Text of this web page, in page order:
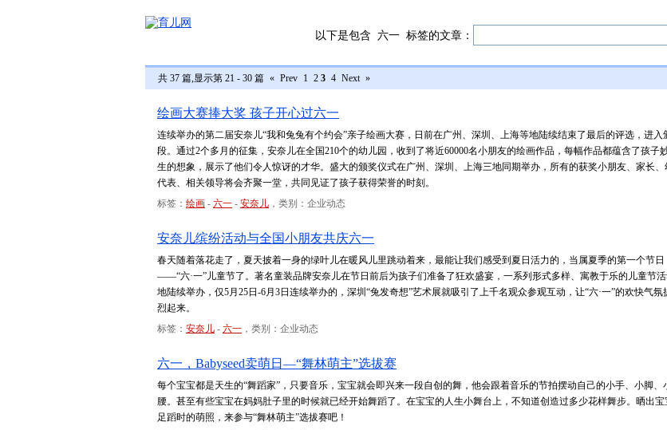
以下是包含 六一 标签的文章：
共 37 篇,显示第 21 - 30 篇 « Prev 1 2 3 4 Next »
绘画大赛捧大奖 孩子开心过六一
连续举办的第二届安奈儿“我和兔兔有个约会”亲子绘画大赛，日前在广州、深圳、上海等地陆续结束了最后的评选，进入
段。通过2个多月的征集，安奈儿在全国210个的幼儿园，收到了将近60000名小朋友的绘画作品，每幅作品都蕴含了孩子
生的想象，展示了他们令人惊讶的才华。盛大的颁奖仪式在广州、深圳、上海三地同期举办，所有的获奖小朋友、家长、
代表、相关领导将会齐聚一堂，共同见证了孩子获得荣誉的时刻。
标签： 绘画 - 六一 - 安奈儿 ，类别：企业动态
安奈儿缤纷活动与全国小朋友共庆六一
春天随着落花走了，夏天披着一身的绿叶儿在暖风儿里跳动着来，最能让我们感受到夏日活力的，当属夏季的第一个节日
——“六·一”儿童节了。著名童装品牌安奈儿在节日前后为孩子们准备了狂欢盛宴，一系列形式多样、寓教于乐的儿童节
地陆续举办，仅5月25日-6月3日连续举办的，深圳“兔发奇想”艺术展就吸引了上千名观众参观互动，让“六·一”的欢快气氛
烈起来。
标签： 安奈儿 - 六一 ，类别：企业动态
六一，Babyseed卖萌日—“舞林萌主”选拔赛
每个宝宝都是天生的“舞蹈家”，只要音乐，宝宝就会即兴来一段自创的舞，他会跟着音乐的节拍摆动自己的小手、小脚、
腰。甚至有些宝宝在妈妈肚子里的时候就已经开始舞蹈了。在宝宝的人生小舞台上，不知道创造过多少花样舞步。晒出宝
足蹈时的萌照，来参与“舞林萌主”选拔赛吧！